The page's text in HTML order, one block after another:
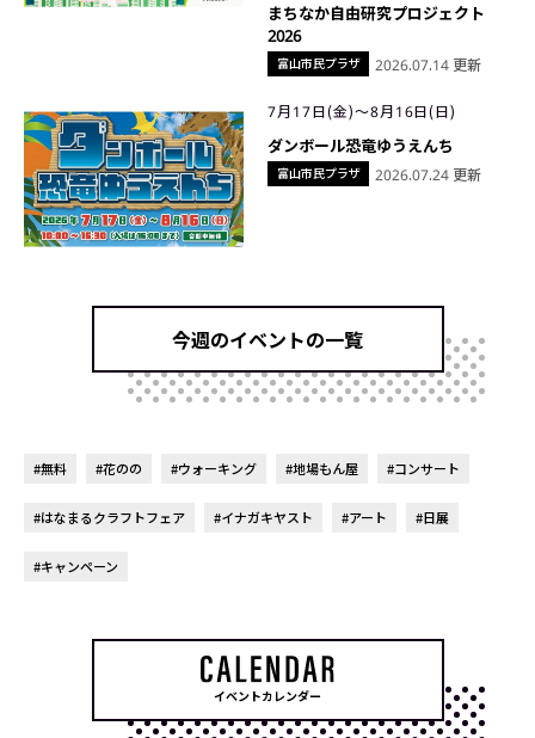
富山市民プラザ
まちなか自由研究プロジェクト
2026
2026.07.14 更新
富山市民プラザ
7月17日(金)〜8月16日(日)
ダンボール恐竜ゆうえんち
2026.07.24 更新
今週のイベントの一覧
#無料 #花のの #ウォーキング #地場もん屋 #コンサート
#はなまるクラフトフェア #イナガキヤスト #アート #日展
#キャンペーン
イベントカレンダー